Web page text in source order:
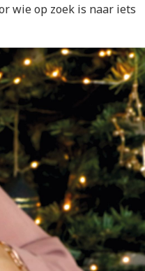
wie op zoek is naar iets